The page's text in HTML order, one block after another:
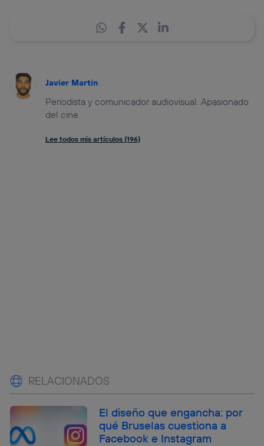
Javier Martín
Periodista y comunicador audiovisual. Apasionado
del cine.
Lee todos mis artículos (196)
RELACIONADOS
El diseño que engancha: por
qué Bruselas cuestiona a
Facebook e Instagram